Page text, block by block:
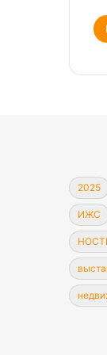
2025
ИЖС